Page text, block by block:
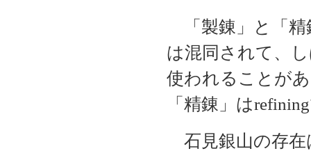
「製錬」と「精
は混同されて、
使われることが
「精錬」は
石見銀山の存在